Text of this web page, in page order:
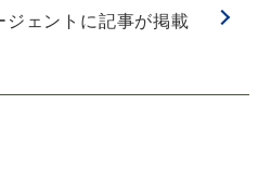
ェントに記事が掲載